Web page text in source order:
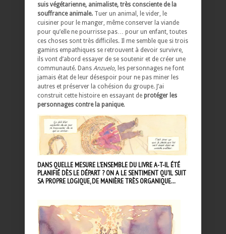
suis végétarienne, animaliste, très consciente de la
souffrance animale. Tuer un animal, le vider, le
cuisiner pour le manger, même conserver la viande
pour qu’elle ne pourrisse pas… pour un enfant, toutes
ces choses sont très difficiles. Il me semble que si trois
gamins empathiques se retrouvent à devoir survivre,
ils vont d’abord essayer de se soutenir et de créer une
communauté. Dans Anzuelo, les personnages ne font
jamais état de leur désespoir pour ne pas miner les
autres et préserver la cohésion du groupe. J’ai
construit cette histoire en essayant de protéger les
personnages contre la panique.
DANS QUELLE MESURE L’ENSEMBLE DU LIVRE A-T-IL ÉTÉ
PLANIFIÉ DÈS LE DÉPART ? ON A LE SENTIMENT QU’IL SUIT
SA PROPRE LOGIQUE, DE MANIÈRE TRÈS ORGANIQUE…